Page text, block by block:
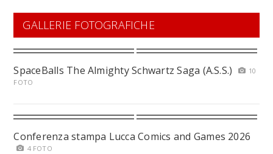
GALLERIE FOTOGRAFICHE
SpaceBalls The Almighty Schwartz Saga (A.S.S.)
10
FOTO
Conferenza stampa Lucca Comics and Games 2026
4 FOTO